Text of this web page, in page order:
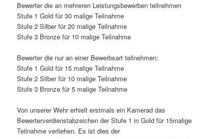
Bewerter die an mehreren Leistungsbewerben teilnehmen
Stufe 1 Gold für 30 malige Teilnahme
Stufe 2 Silber für 20 malige Teilnahme
Stufe 3 Bronze für 10 malige Teilnahme
Bewerter die nur an einer Bewerbsart teilnehmen:
Stufe 1 Gold für 15 malige Teilnahme
Stufe 2 Silber für 10 malige Teilnahme
Stufe 3 Bronze für 5 malige Teilnahme
Von unserer Wehr erhielt erstmals ein Kamerad das
Bewerterverdienstabzeichen der Stufe 1 in Gold für 15malige
Teilnahme verliehen. Es ist dies der